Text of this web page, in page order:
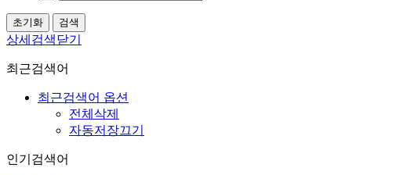
상세검색닫기
최근검색어
최근검색어 옵션
전체삭제
자동저장끄기
인기검색어